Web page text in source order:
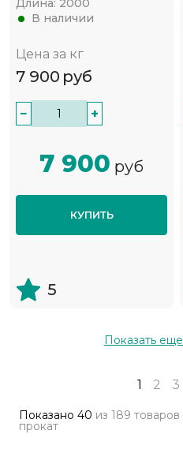
Длина: 2000
В наличии
Цена за кг
7 900 руб
− +
7 900 руб
КУПИТЬ
5
Показать еще
1 2 3
Показано 40 из 189 товаров
прокат